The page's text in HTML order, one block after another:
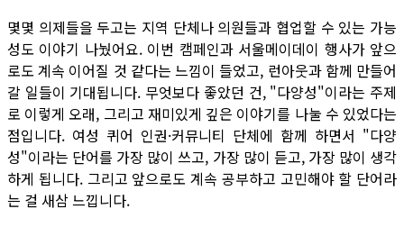
몇몇 의제들을 두고는 지역 단체나 의원들과 협업할 수 있는 가능
성도 이야기 나눴어요. 이번 캠페인과 서울메이데이 행사가 앞으
로도 계속 이어질 것 같다는 느낌이 들었고, 런아웃과 함께 만들어
갈 일들이 기대됩니다. 무엇보다 좋았던 건, "다양성"이라는 주제
로 이렇게 오래, 그리고 재미있게 깊은 이야기를 나눌 수 있었다는
점입니다. 여성 퀴어 인권·커뮤니티 단체에 함께 하면서 "다양
성"이라는 단어를 가장 많이 쓰고, 가장 많이 듣고, 가장 많이 생각
하게 됩니다. 그리고 앞으로도 계속 공부하고 고민해야 할 단어라
는 걸 새삼 느낍니다.